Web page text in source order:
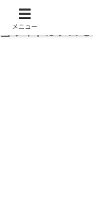
当サイトはプロ
メニュー